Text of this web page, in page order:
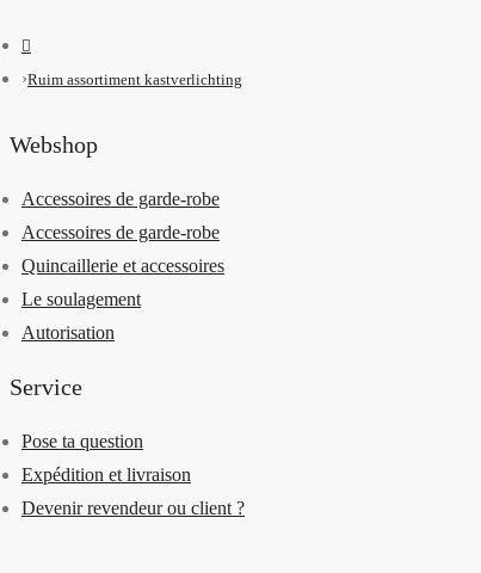
Ruim assortiment kastverlichting
Webshop
Accessoires de garde-robe
Accessoires de garde-robe
Quincaillerie et accessoires
Le soulagement
Autorisation
Service
Pose ta question
Expédition et livraison
Devenir revendeur ou client ?